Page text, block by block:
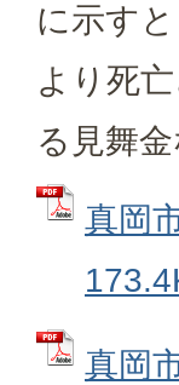
に示す
より死
る見舞
真岡
真岡